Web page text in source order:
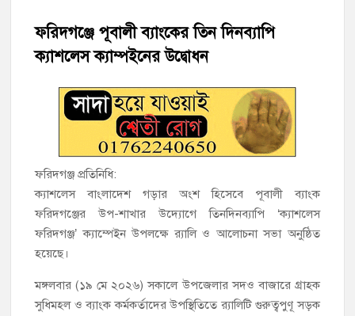
হাজীগঞ্জ পৌরসভার মেয়র প্রার্থী অ্যাড. টিটু টোরাগড় পূর্বপাড়া জামে
হাজীগঞ্জে শিক্ষার্থীদের লেখাপড়ার মানোন্নয়নে ও উপস্থিতি নিশ্চিতকরণে
হাজীগঞ্জে অস্বাস্থ্যকর পরিবেশে খাবার প্রস্তুত: ২ হোটেলকে ৪৫ হাজার
হাজীগঞ্জে ৬ বছরের শিশুকে ধর্ষণের অভিযোগে কেয়ারটেকার আটক
হাজীগঞ্জের রাজারগাঁও উবিতে জুলাই গণঅভ্যুত্থান দিবস পালন
ফরিদগঞ্জে পূবালী ব্যাংকের তিন দিনব্যাপি
ক্যাশলেস ক্যাম্পইনের উদ্বোধন
ফরিদগঞ্জ প্রতিনিধি:
ক্যাশলেস বাংলাদেশ গড়ার অংশ হিসেবে পূবালী ব্যাংক
ফরিদগঞ্জের উপ-শাখার উদ্যোগে তিনদিনব্যাপি ‘ক্যাশলেস
ফরিদগঞ্জ’ ক্যাম্পেইন উপলক্ষে র‌্যালি ও আলোচনা সভা অনুষ্ঠিত
হয়েছে।
মঙ্গলবার (১৯ মে ২০২৬) সকালে উপজেলার সদও বাজারে গ্রাহক
সুধিমহল ও ব্যাংক কর্মকর্তাদের উপস্থিতিতে র‌্যালিটি গুরুত্বপুণূ সড়ক